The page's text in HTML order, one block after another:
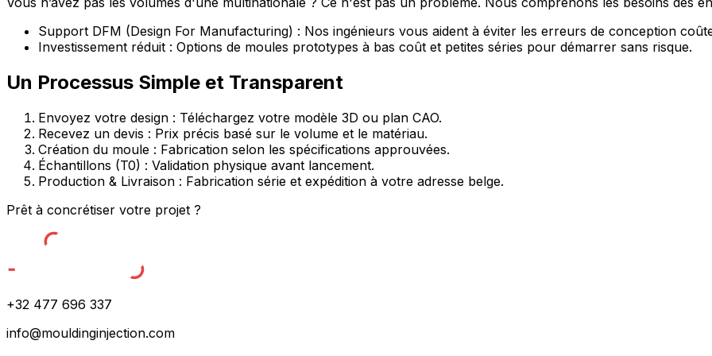
Support DFM (Design For Manufacturing) : Nos ingénieurs vous aident à éviter les erreurs de conception
Investissement réduit : Options de moules prototypes à bas coût et petites séries pour démarrer sans risque.
Un Processus Simple et Transparent
Envoyez votre design : Téléchargez votre modèle 3D ou plan CAO.
Recevez un devis : Prix précis basé sur le volume et le matériau.
Création du moule : Fabrication selon les spécifications approuvées.
Échantillons (T0) : Validation physique avant lancement.
Production & Livraison : Fabrication série et expédition à votre adresse belge.
Prêt à concrétiser votre projet ?
+32 477 696 337
info@mouldinginjection.com